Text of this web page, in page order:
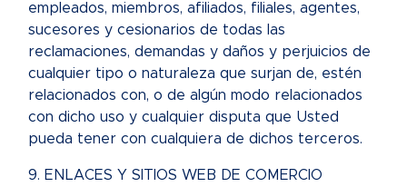
empleados, miembros, afiliados, filiales, agentes,
sucesores y cesionarios de todas las
reclamaciones, demandas y daños y perjuicios de
cualquier tipo o naturaleza que surjan de, estén
relacionados con, o de algún modo relacionados
con dicho uso y cualquier disputa que Usted
pueda tener con cualquiera de dichos terceros.
9. ENLACES Y SITIOS WEB DE COMERCIO